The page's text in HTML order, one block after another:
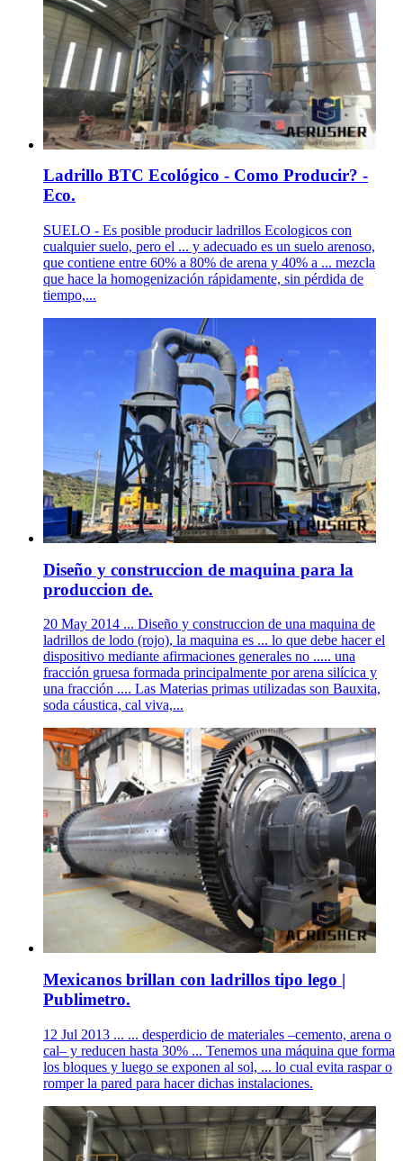
Ladrillo BTC Ecológico - Como Producir? -
Eco.
SUELO - Es posible producir ladrillos Ecologicos con
cualquier suelo, pero el ... y adecuado es un suelo arenoso,
que contiene entre 60% a 80% de arena y 40% a ... mezcla
que hace la homogenización rápidamente, sin pérdida de
tiempo,...
Diseño y construccion de maquina para la
produccion de.
20 May 2014 ... Diseño y construccion de una maquina de
ladrillos de lodo (rojo), la maquina es ... lo que debe hacer el
dispositivo mediante afirmaciones generales no ..... una
fracción gruesa formada principalmente por arena silícica y
una fracción .... Las Materias primas utilizadas son Bauxita,
soda cáustica, cal viva,...
Mexicanos brillan con ladrillos tipo lego |
Publimetro.
12 Jul 2013 ... ... desperdicio de materiales –cemento, arena o
cal– y reducen hasta 30% ... Tenemos una máquina que forma
los bloques y luego se exponen al sol, ... lo cual evita raspar o
romper la pared para hacer dichas instalaciones.